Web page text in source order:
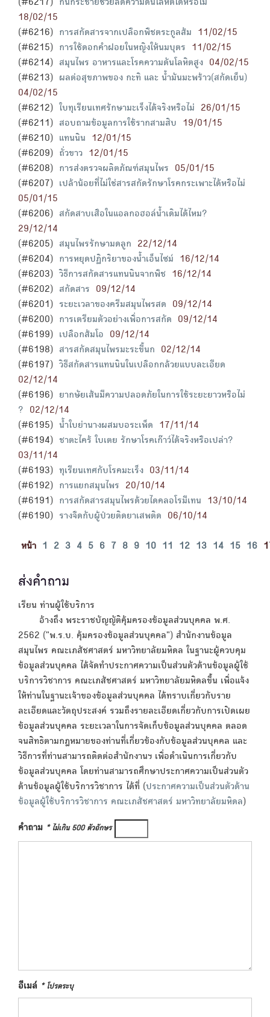
(#6217)
กินกระชายช่วยลดความดันโลหิตได้หรือไม่
18/02/15
(#6216)
การสกัดสารจากเปลือกพืชตระกูลส้ม
11/02/15
(#6215)
การใช้ดอกคำฝอยในหญิงให้นมบุตร
11/02/15
(#6214)
สมุนไพร อาหารและโรคความดันโลหิตสูง
04/02/15
(#6213)
ผลต่อสุขภาพของ กะทิ และ น้ำมันมะพร้าว(สกัดเย็น)
04/02/15
(#6212)
ใบทุเรียนเทศรักษามะเร็งได้จริงหรือไม่
26/01/15
(#6211)
สอบถามข้อมูลการใช้รากสามสิบ
19/01/15
(#6210)
แทนนิน
12/01/15
(#6209)
ถั่วขาว
12/01/15
(#6208)
การส่งตรวจผลิตภัณฑ์สมุนไพร
05/01/15
(#6207)
เปล้าน้อยที่ไม่ใช่สารสกัดรักษาโรคกระเพาะได้หรือไม่
05/01/15
(#6206)
สกัดสาบเสือในแอลกอฮอล์น้ำเดิมได้ไหม?
29/12/14
(#6205)
สมุนไพรรักษามดลูก
22/12/14
(#6204)
การหยุดปฏิกริยาของน้ำเอ็นไซม์
16/12/14
(#6203)
วิธีการสกัดสารแทนนินจากพืช
16/12/14
(#6202)
สกัดสาร
09/12/14
(#6201)
ระยะเวลาของครีมสมุนไพรสด
09/12/14
(#6200)
การเตรียมตัวอย่างเพื่อการสกัด
09/12/14
(#6199)
เปลือกส้มโอ
09/12/14
(#6198)
สารสกัดสมุนไพรมะระขี้นก
02/12/14
(#6197)
วิธีสกัดสารแทนนินในเปลือกกล้วยแบบละเอียด
02/12/14
(#6196)
ยากษัยเส้นมีความปลอดภัยในการใช้ระยะยาวหรือไม่
?
02/12/14
(#6195)
น้ำใบย่านางผสมบอระเพ็ด
17/11/14
(#6194)
ชาตะไคร้ ใบเตย รักษาโรคเก๊าว์ได้จริงหรือเปล่า?
03/11/14
(#6193)
ทุเรียนเทศกับโรคมะเร็ง
03/11/14
(#6192)
การแยกสมุนไพร
20/10/14
(#6191)
การสกัดสารสมุนไพรด้วยไดคลอโรมีเทน
13/10/14
(#6190)
รางจืดกับผู้ป่วยติดยาเสพติด 06/10/14
หน้า 1 2 3 4 5 6 7 8 9 10 11 12 13 14 15 16
ส่งคำถาม
เรียน ท่านผู้ใช้บริการ
อ้างถึง พระราชบัญญัติคุ้มครองข้อมูลส่วนบุคคล พ.ศ.
2562 ("พ.ร.บ. คุ้มครองข้อมูลส่วนบุคคล") สำนักงานข้อมูล
สมุนไพร คณะเภสัชศาสตร์ มหาวิทยาลัยมหิดล ในฐานะผู้ควบคุม
ข้อมูลส่วนบุคคล ได้จัดทำประกาศความเป็นส่วนตัวด้านข้อมูลผู้ใช้
บริการวิชาการ คณะเภสัชศาสตร์ มหาวิทยาลัยมหิดลขึ้น เพื่อแจ้ง
ให้ท่านในฐานะเจ้าของข้อมูลส่วนบุคคล ได้ทราบเกี่ยวกับราย
ละเอียดและวัตถุประสงค์ รวมถึงรายละเอียดเกี่ยวกับการเปิดเผย
ข้อมูลส่วนบุคคล ระยะเวลาในการจัดเก็บข้อมูลส่วนบุคคล ตลอด
จนสิทธิตามกฎหมายของท่านที่เกี่ยวข้องกับข้อมูลส่วนบุคคล และ
วิธีการที่ท่านสามารถติดต่อสำนักงานฯ เพื่อดำเนินการเกี่ยวกับ
ข้อมูลส่วนบุคคล โดยท่านสามารถศึกษาประกาศความเป็นส่วนตัว
ด้านข้อมูลผู้ใช้บริการวิชาการ ได้ที่ (ประกาศความเป็นส่วนตัวด้าน
ข้อมูลผู้ใช้บริการวิชาการ คณะเภสัชศาสตร์ มหาวิทยาลัยมหิดล)
คำถาม * ไม่เกิน 500 ตัวอักษร
อีเมล์ * โปรดระบุ